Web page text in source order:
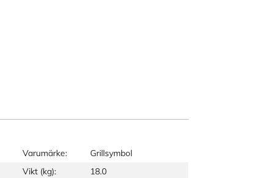
Varumärke:
Grillsymbol
Vikt (kg):
18.0